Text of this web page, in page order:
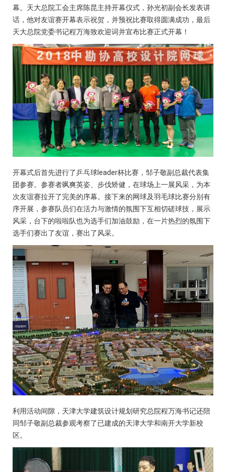
幕。天大总院工会主席陈昆主持开幕仪式，孙光初副会长发表讲
话，他对友谊赛开幕表示祝贺，并预祝比赛取得圆满成功，最后
天大总院党委书记程万海致欢迎词并宣布比赛正式开幕！
开幕式后首先进行了乒乓球leader杯比赛，邹子敬副总裁代表集
团参赛。参赛者飒爽英姿、步伐矫健，在球场上一展风采，为本
次友谊赛拉开了完美的序幕。接下来的网球及羽毛球比赛分别有
序开展，参赛队员们在活力与激情的氛围下互相切磋球技，展示
风采，台下的啦啦队也为选手们加油鼓励，在一片热烈的氛围下
选手们赛出了友谊，赛出了风采。
利用活动间隙，天津大学建筑设计规划研究总院程万海书记还陪
同邹子敬副总裁参观考察了已建成的天津大学和南开大学新校
区。